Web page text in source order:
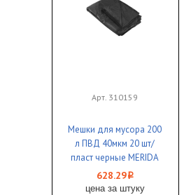
Арт. 310159
Мешки для мусора 200
л ПВД 40мкм 20 шт/
пласт черные MERIDA
ОПТИМУМ 1/1
628.29i
цена за штуку